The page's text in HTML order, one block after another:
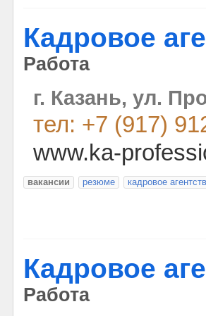
Кадровое
Работа
г. Казань, ул.
тел: +7 (917)
www.ka-
вакансии резюме кадровое
Кадровое
Работа